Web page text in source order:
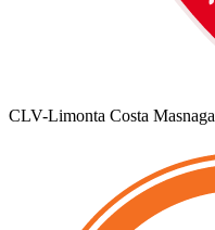
CLV-Limonta Costa Masnaga